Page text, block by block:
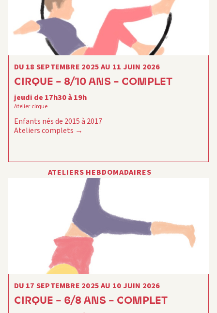
DU 18 SEPTEMBRE 2025 AU 11 JUIN 2026
CIRQUE – 8/10 ANS – COMPLET
jeudi de 17h30 à 19h
Atelier cirque
Enfants nés de 2015 à 2017
Ateliers complets
ATELIERS HEBDOMADAIRES
DU 17 SEPTEMBRE 2025 AU 10 JUIN 2026
CIRQUE – 6/8 ANS – COMPLET